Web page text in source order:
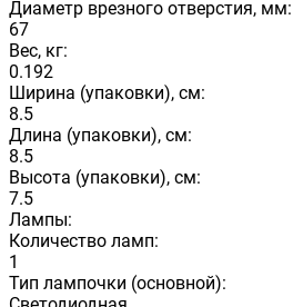
Диаметр врезного отверстия, мм:
67
Вес, кг:
0.192
Ширина (упаковки), см:
8.5
Длина (упаковки), см:
8.5
Высота (упаковки), см:
7.5
Лампы:
Количество ламп:
1
Тип лампочки (основной):